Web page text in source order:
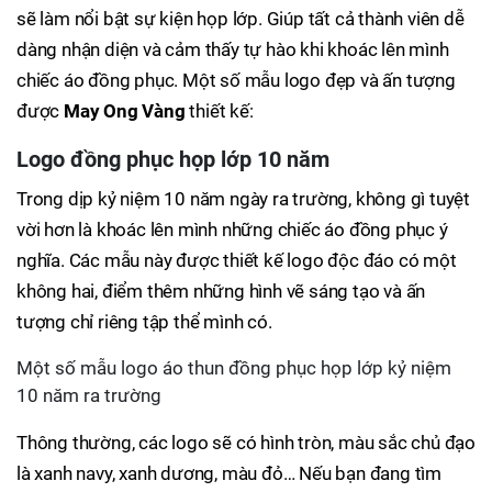
sẽ làm nổi bật sự kiện họp lớp. Giúp tất cả thành viên dễ
dàng nhận diện và cảm thấy tự hào khi khoác lên mình
chiếc áo đồng phục. Một số mẫu logo đẹp và ấn tượng
được May Ong Vàng thiết kế:
Logo đồng phục họp lớp 10 năm
Trong dịp kỷ niệm 10 năm ngày ra trường, không gì tuyệt
vời hơn là khoác lên mình những chiếc áo đồng phục ý
nghĩa. Các mẫu này được thiết kế logo độc đáo có một
không hai, điểm thêm những hình vẽ sáng tạo và ấn
tượng chỉ riêng tập thể mình có.
Một số mẫu logo áo thun đồng phục họp lớp kỷ niệm
10 năm ra trường
Thông thường, các logo sẽ có hình tròn, màu sắc chủ đạo
là xanh navy, xanh dương, màu đỏ… Nếu bạn đang tìm